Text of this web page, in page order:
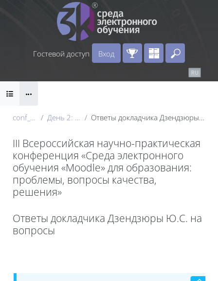
Перейти к основному содержанию
Гостевой доступ
Вход
RU
Блоки
conf_2024 День 2: 22 мая Ответы докладчика Дзендзюры Ю.С. на вопросы
III Всероссийская научно-практическая
конференция «Среда электронного
обучения «Moodle» для образования:
проблемы, вопросы качества,
решения»
Ответы докладчика Дзендзюры Ю.С. на
вопросы